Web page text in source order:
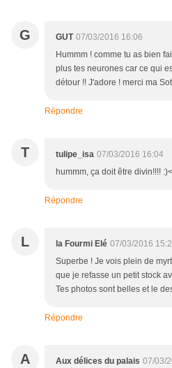
G GUT 07/03/2016 16:06
Hummm ! comme tu as bien
plus tes neurones car ce qui
détour !! J'adore ! merci ma
Répondre
T tulipe_isa 07/03/2016 16:04
hummm, ça doit être divin!!!!
Répondre
L la Fourmi Elé 07/03/2016
Superbe ! Je vois plein de
que je refasse un petit stock
Tes photos sont belles et le
Répondre
A Aux délices du palais 07/03/